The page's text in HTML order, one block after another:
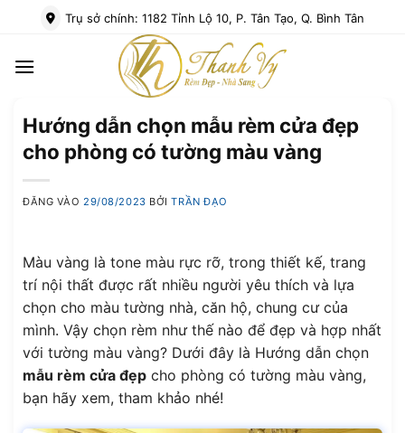
dung
Trụ sở chính: 1182 Tỉnh Lộ 10, P. Tân Tạo, Q. Bình Tân
Hướng dẫn chọn mẫu rèm cửa đẹp
cho phòng có tường màu vàng
ĐĂNG VÀO29/08/2023 BỞITRẦN ĐẠO
Màu vàng là tone màu rực rỡ, trong thiết kế, trang
trí nội thất được rất nhiều người yêu thích và lựa
chọn cho màu tường nhà, căn hộ, chung cư của
mình. Vậy chọn rèm như thế nào để đẹp và hợp nhất
với tường màu vàng? Dưới đây là Hướng dẫn chọn
mẫu rèm cửa đẹp cho phòng có tường màu vàng,
bạn hãy xem, tham khảo nhé!